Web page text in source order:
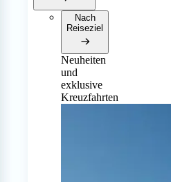
Nach
Reiseziel
Neuheiten
und
exklusive
Kreuzfahrten